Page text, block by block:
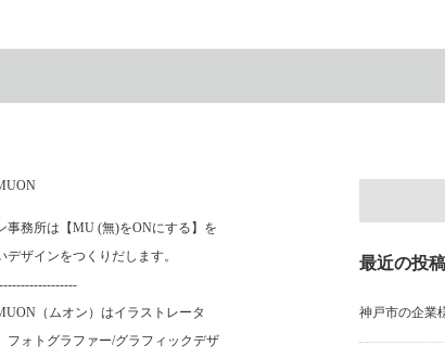
最近の投稿
神戸市の企業
事務所は【MU (無)をONにする】を
デザインをつくりだします。
（ムオン）はイラストレータ
フォトグラファー/グラフィックデザ